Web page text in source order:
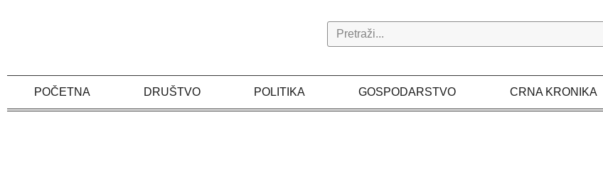
Search
POČETNA DRUŠTVO POLITIKA GOSPODARSTVO CRNA KRONIKA